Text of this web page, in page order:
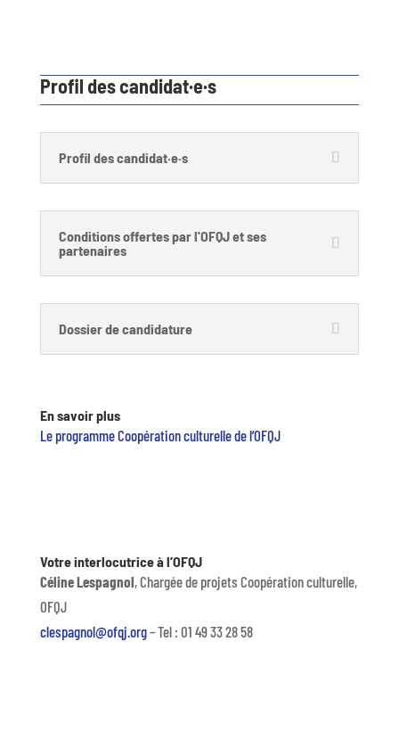
Profil des candidat·e·s
Profil des candidat·e·s
Conditions offertes par l'OFQJ et ses
partenaires
Dossier de candidature
En savoir plus
Le programme Coopération culturelle de l’OFQJ
Votre interlocutrice à l’OFQJ
Céline Lespagnol,Chargée de projets Coopération culturelle,
OFQJ
clespagnol@ofqj.org– Tel : 01 49 33 28 58